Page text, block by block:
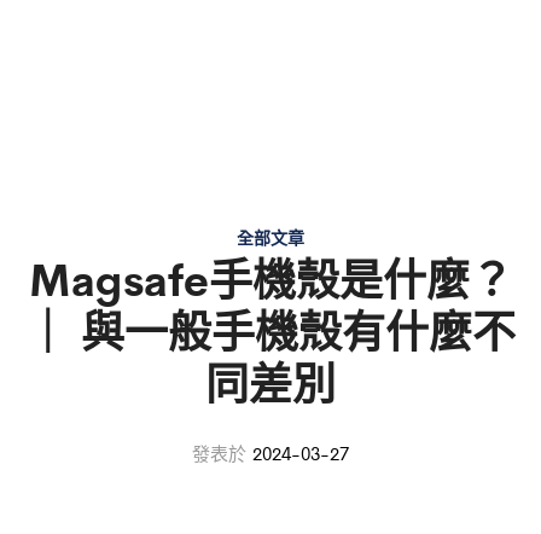
全部文章
Magsafe手機殼是什麼？
｜ 與一般手機殼有什麼不
同差別
發表於 2024-03-27